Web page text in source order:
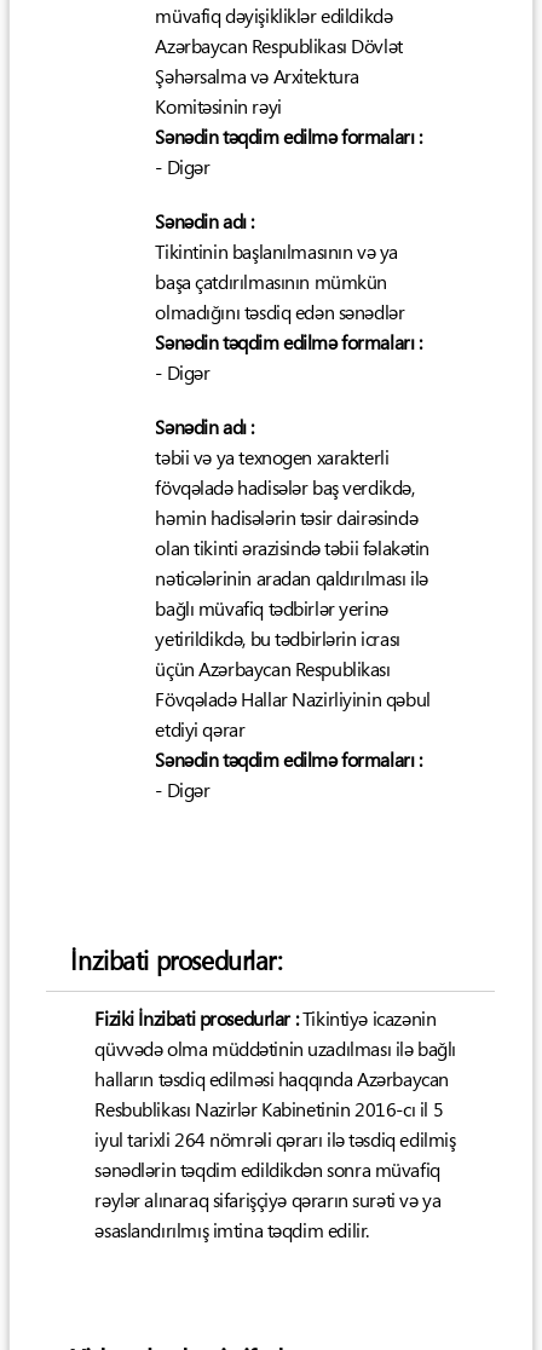
müvafiq dəyişikliklər edildikdə
Azərbaycan Respublikası Dövlət
Şəhərsalma və Arxitektura
Komitəsinin rəyi
Sənədin təqdim edilmə formaları :
- Digər
Sənədin adı :
Tikintinin başlanılmasının və ya
başa çatdırılmasının mümkün
olmadığını təsdiq edən sənədlər
Sənədin təqdim edilmə formaları :
- Digər
Sənədin adı :
təbii və ya texnogen xarakterli
fövqəladə hadisələr baş verdikdə,
həmin hadisələrin təsir dairəsində
olan tikinti ərazisində təbii fəlakətin
nəticələrinin aradan qaldırılması ilə
bağlı müvafiq tədbirlər yerinə
yetirildikdə, bu tədbirlərin icrası
üçün Azərbaycan Respublikası
Fövqəladə Hallar Nazirliyinin qəbul
etdiyi qərar
Sənədin təqdim edilmə formaları :
- Digər
İnzibati prosedurlar:
Fiziki İnzibati prosedurlar :Tikintiyə icazənin
qüvvədə olma müddətinin uzadılması ilə bağlı
halların təsdiq edilməsi haqqında Azərbaycan
Resbublikası Nazirlər Kabinetinin 2016-cı il 5
iyul tarixli 264 nömrəli qərarı ilə təsdiq edilmiş
sənədlərin təqdim edildikdən sonra müvafiq
rəylər alınaraq sifarişçiyə qərarın surəti və ya
əsaslandırılmış imtina təqdim edilir.